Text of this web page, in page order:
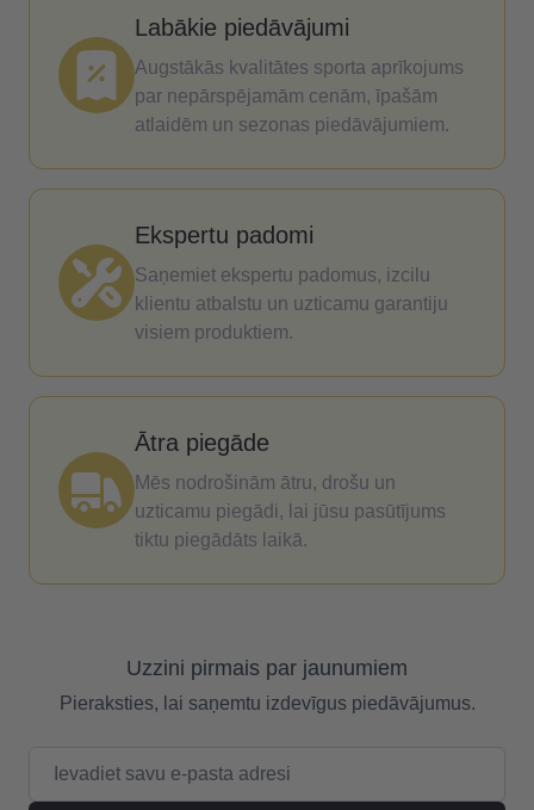
Labākie piedāvājumi
Augstākās kvalitātes sporta aprīkojums
par nepārspējamām cenām, īpašām
atlaidēm un sezonas piedāvājumiem.
Ekspertu padomi
Saņemiet ekspertu padomus, izcilu
klientu atbalstu un uzticamu garantiju
visiem produktiem.
Ātra piegāde
Mēs nodrošinām ātru, drošu un
uzticamu piegādi, lai jūsu pasūtījums
tiktu piegādāts laikā.
Uzzini pirmais par jaunumiem
Pieraksties, lai saņemtu izdevīgus piedāvājumus.